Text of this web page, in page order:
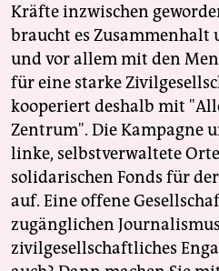
Kräfte inzwischen
braucht es Zusammenhalt
und vor allem mit den
für eine starke
kooperiert deshalb mit
Zentrum". Die Kampagne
linke, selbstverwaltete
solidarischen Fonds für
auf. Eine offene
zugänglichen
zivilgesellschaftliches